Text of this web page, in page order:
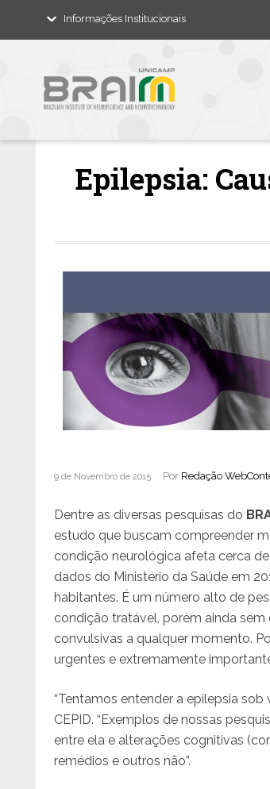
Informações Institucionais
Epilepsia:
9 de Novembro de 2015 Por Redação
Dentre as diversas pesquisas do
estudo que buscam compreender
condição neurológica afeta cerca
dados do Ministério da Saúde em
habitantes. É um número alto de
condição tratável, porém ainda sem
convulsivas a qualquer momento.
urgentes e extremamente
“Tentamos entender a epilepsia sob
CEPID. “Exemplos de nossas
entre ela e alterações cognitivas
remédios e outros não”.